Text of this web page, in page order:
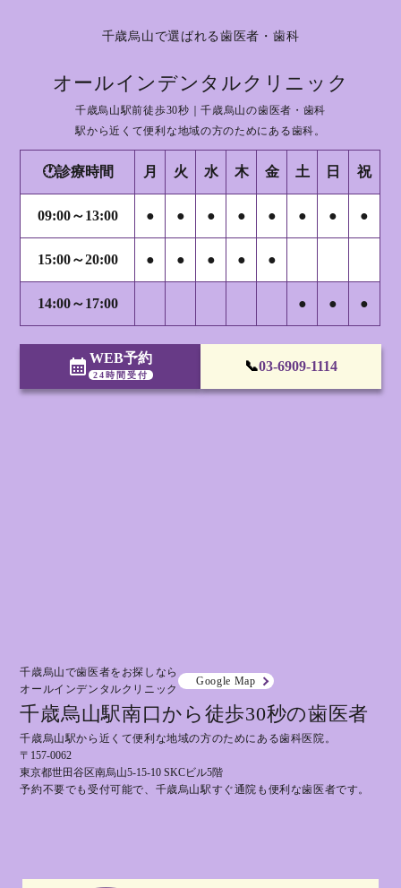
千歳烏山で選ばれる歯医者・歯科
オールインデンタルクリニック
千歳烏山駅前徒歩30秒｜千歳烏山の歯医者・歯科
駅から近くて便利な地域の方のためにある歯科。
🕐診療時間 月 火 水 木 金 土 日 祝
09:00～13:00 ● ● ● ● ● ● ● ●
15:00～20:00 ● ● ● ● ●
14:00～17:00 ● ● ●
calendar_month WEB予約
24時間受付
📞03-6909-1114
千歳烏山で歯医者をお探しなら
オールインデンタルクリニック
Google Map
千歳烏山駅南口から徒歩30秒の歯医者
千歳烏山駅から近くて便利な地域の方のためにある歯科医院。
〒157-0062
東京都世田谷区南烏山5-15-10 SKCビル5階
予約不要でも受付可能で、千歳烏山駅すぐ通院も便利な歯医者です。